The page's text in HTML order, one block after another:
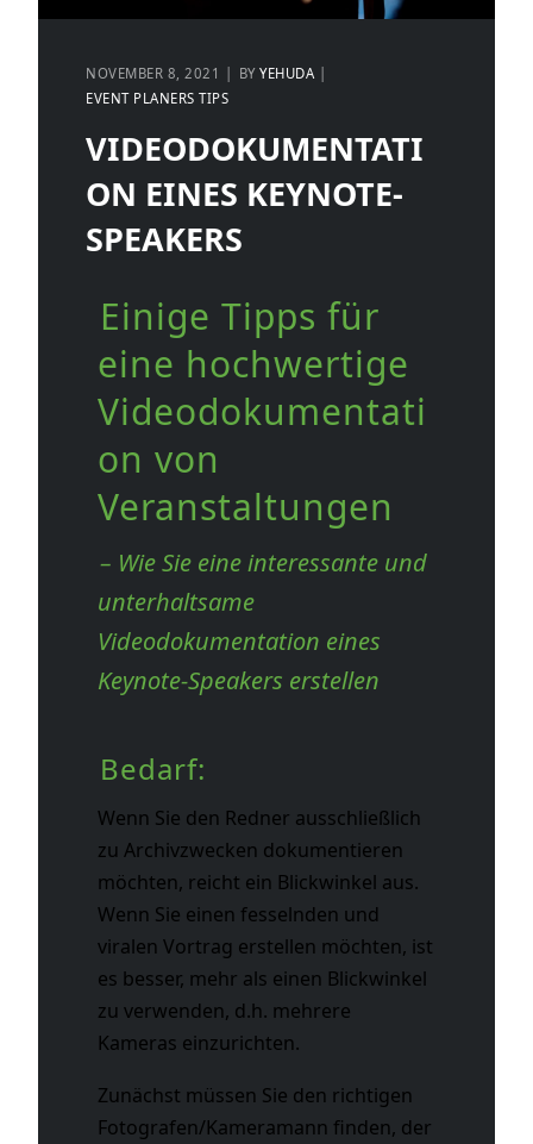
NOVEMBER 8, 2021 BYYEHUDA
EVENT PLANERS TIPS
VIDEODOKUMENTATI
ON EINES KEYNOTE-
SPEAKERS
Einige Tipps für
eine hochwertige
Videodokumentati
on von
Veranstaltungen
– Wie Sie eine interessante und
unterhaltsame
Videodokumentation eines
Keynote-Speakers erstellen
Bedarf:
Wenn Sie den Redner ausschließlich
zu Archivzwecken dokumentieren
möchten, reicht ein Blickwinkel aus.
Wenn Sie einen fesselnden und
viralen Vortrag erstellen möchten, ist
es besser, mehr als einen Blickwinkel
zu verwenden, d.h. mehrere
Kameras einzurichten.
Zunächst müssen Sie den richtigen
Fotografen/Kameramann finden, der